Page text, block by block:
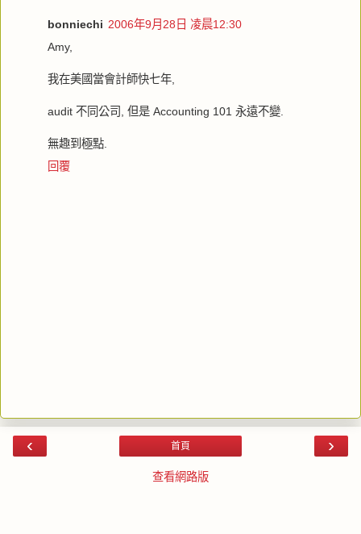
bonniechi 2006年9月28日 凌晨12:30
Amy,
我在美國當會計師快七年,
audit 不同公司, 但是 Accounting 101 永遠不變.
無趣到極點.
回覆
‹ ›
首頁
查看網路版